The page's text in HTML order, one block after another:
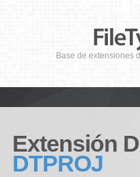
Base de extensiones
Extensión
DTPROJ